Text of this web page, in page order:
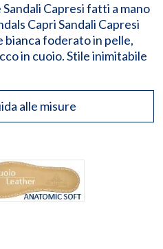
Capresi fatti a mano
Capri Sandali Capresi
foderato in pelle,
in cuoio. Stile inimitabile
alle misure
Suola Anatomic Soft